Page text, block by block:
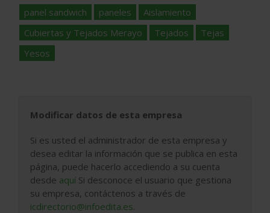
panel sandwich paneles
Aislamiento
Cubiertas y Tejados Merayo
Tejados
Tejas
Yesos
Modificar datos de esta empresa
Si es usted el administrador de esta empresa y
desea editar la información que se publica en esta
página, puede hacerlo accediendo a su cuenta
desde aquí Si desconoce el usuario que gestiona
su empresa, contáctenos a través de
icdirectorio@infoedita.es.